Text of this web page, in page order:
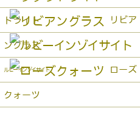
ドライト リビア
ングラス
ルビーインゾイサイト ローズ
クォーツ